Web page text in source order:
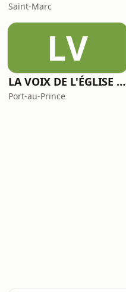
Saint-Marc
LV
LA VOIX DE L'ÉGLISE DU CHRIST
Port-au-Prince